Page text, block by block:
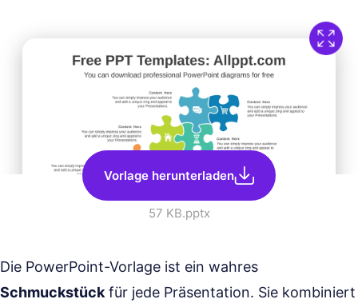
Vorlage herunterladen
57 KB.pptx
Die PowerPoint-Vorlage ist ein wahres
Schmuckstück für jede Präsentation. Sie kombiniert